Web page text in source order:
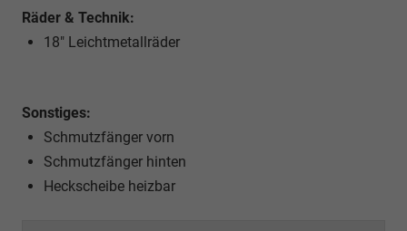
Räder & Technik:
18" Leichtmetallräder
Sonstiges:
Schmutzfänger vorn
Schmutzfänger hinten
Heckscheibe heizbar